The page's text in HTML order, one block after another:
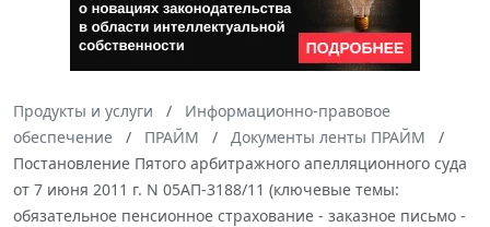
Продукты и услуги
Информационно-правовое
обеспечение
ПРАЙМ
Документы ленты ПРАЙМ
Постановление Пятого арбитражного апелляционного суда
от 7 июня 2011 г. N 05АП-3188/11 (ключевые темы:
обязательное пенсионное страхование - заказное письмо -